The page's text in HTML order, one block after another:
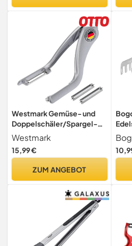
Westmark Gemüse- und
Doppelschäler/Spargel-
Schäler, inklusive 2 Ersatz-
Edelstahlklingen, Peel-Star
Alu, Hochwertiges
lebensmittelechter
Westmark
15,99 €
ZUM ANGEBOT